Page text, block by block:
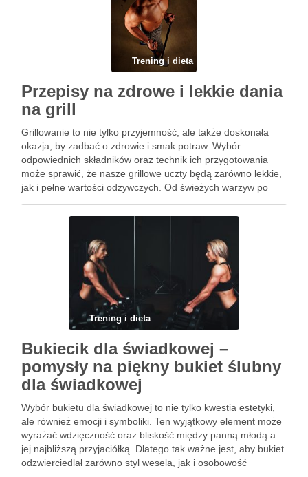
Trening i dieta
Przepisy na zdrowe i lekkie dania
na grill
Grillowanie to nie tylko przyjemność, ale także doskonała
okazja, by zadbać o zdrowie i smak potraw. Wybór
odpowiednich składników oraz technik ich przygotowania
może sprawić, że nasze grillowe uczty będą zarówno lekkie,
jak i pełne wartości odżywczych. Od świeżych warzyw po
grillowanie …
Trening i dieta
Bukiecik dla świadkowej –
pomysły na piękny bukiet ślubny
dla świadkowej
Wybór bukietu dla świadkowej to nie tylko kwestia estetyki,
ale również emocji i symboliki. Ten wyjątkowy element może
wyrażać wdzięczność oraz bliskość między panną młodą a
jej najbliższą przyjaciółką. Dlatego tak ważne jest, aby bukiet
odzwierciedlał zarówno styl wesela, jak i osobowość